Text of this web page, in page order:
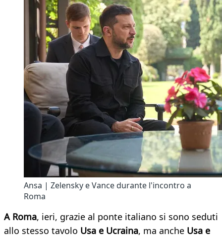
Ansa | Zelensky e Vance durante l'incontro a
Roma
A Roma, ieri, grazie al ponte italiano si sono seduti
allo stesso tavolo Usa e Ucraina, ma anche Usa e